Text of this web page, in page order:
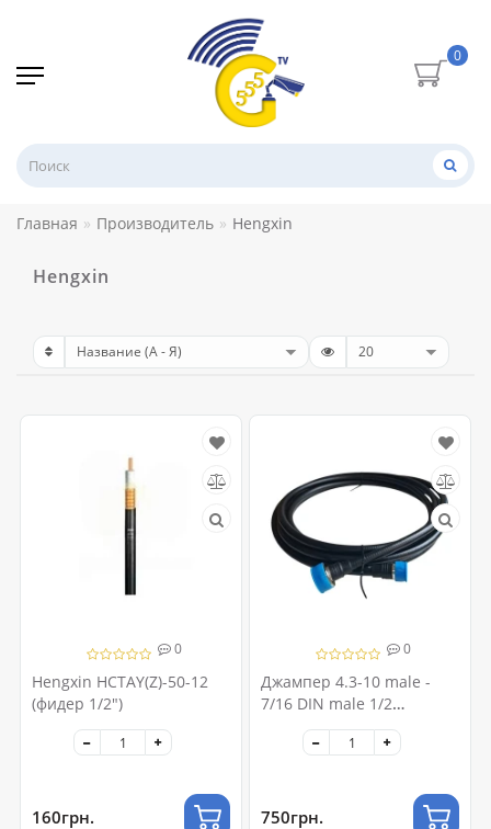
0
Главная Производитель Hengxin
Hengxin
0
Hengxin HCTAY(Z)-50-12
(фидер 1/2")
160грн.
0
Джампер 4.3-10 male -
7/16 DIN male 1/2
superflex 5 метров
750грн.